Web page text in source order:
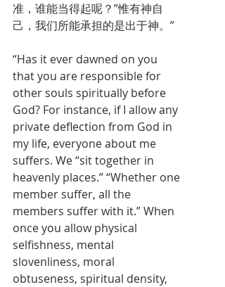
准，谁能当得起呢？”惟有神自
己，我们所能承担的是出于神。”
“Has it ever dawned on you
that you are responsible for
other souls spiritually before
God? For instance, if I allow any
private deflection from God in
my life, everyone about me
suffers. We “sit together in
heavenly places.” “Whether one
member suffer, all the
members suffer with it.” When
once you allow physical
selfishness, mental
slovenliness, moral
obtuseness, spiritual density,